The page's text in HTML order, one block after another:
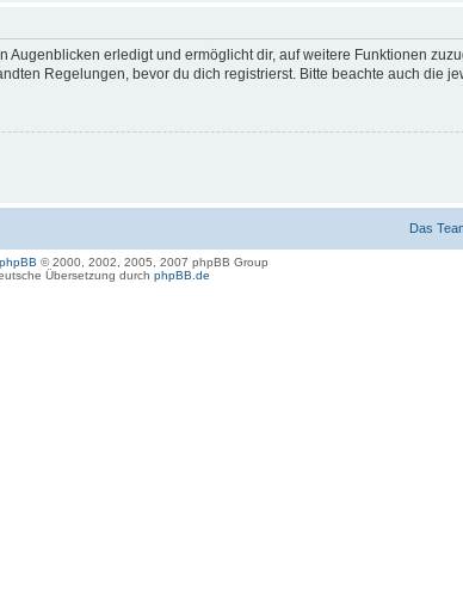
erledigt und ermöglicht dir, auf weitere Funktionen
Regelungen, bevor du dich registrierst. Bitte beachte auch die
Das
phpBB © 2000, 2002, 2005, 2007 phpBB Group
Übersetzung durch phpBB.de